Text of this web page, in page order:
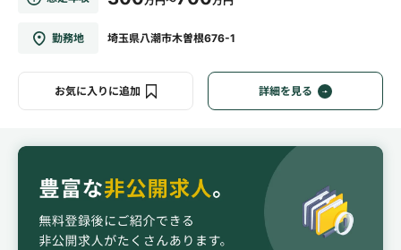
勤務地 埼玉県八潮市木曽根676-1
お気に入りに追加 詳細を見る